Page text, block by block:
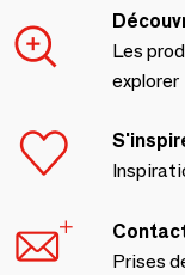
Les
explorer
Prises